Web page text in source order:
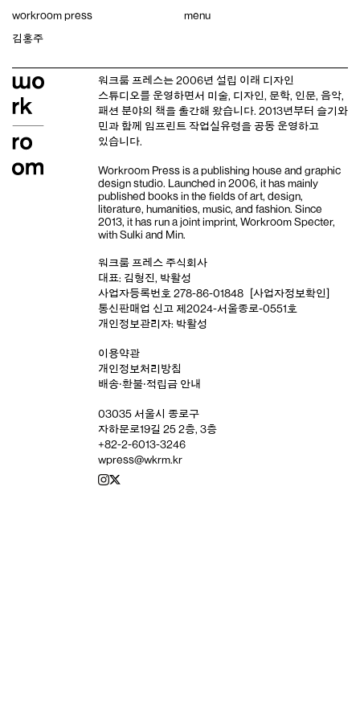
content
workroom press menu
김홍주
워크룸 프레스는 2006년 설립 이래 디자인
스튜디오를 운영하면서 미술, 디자인, 문학, 인문, 음악,
패션 분야의 책을 출간해 왔습니다. 2013년부터 슬기와
민과 함께 임프린트 작업실유령을 공동 운영하고
있습니다.
Workroom Press is a publishing house and graphic
design studio. Launched in 2006, it has mainly
published books in the fields of art, design,
literature, humanities, music, and fashion. Since
2013, it has run a joint imprint, Workroom Specter,
with Sulki and Min.
워크룸 프레스 주식회사
대표: 김형진, 박활성
사업자등록번호 278-86-01848
[사업자정보확인]
통신판매업 신고 제2024-서울종로-0551호
개인정보관리자: 박활성
이용약관
개인정보처리방침
배송‧환불‧적립금 안내
03035 서울시 종로구
자하문로19길 25 2층, 3층
+82-2-6013-3246
wpress@wkrm.kr